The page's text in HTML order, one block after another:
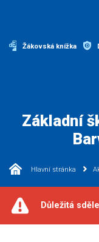
Žákovská knížka
Základní
Hlavní stránka
Důležitá